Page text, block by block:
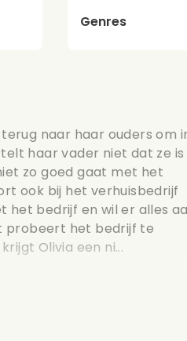
Genres
naar haar ouders om
haar vader niet dat ze is
zo goed gaat met het
ook bij het verhuisbedrijf
bedrijf en wil er alles
probeert het bedrijf te
Olivia een ni...